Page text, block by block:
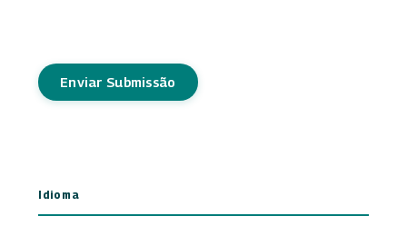
Enviar Submissão
Idioma